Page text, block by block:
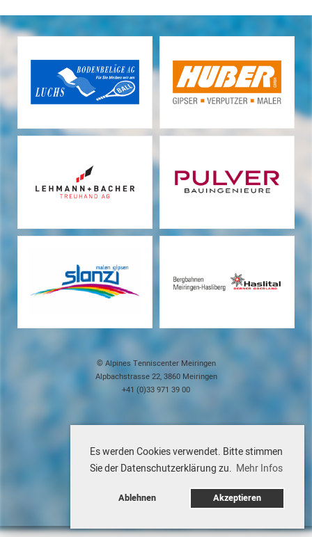
Es werden Cookies verwendet. Bitte stimmen
Sie der Datenschutzerklärung zu. Mehr Infos
Ablehnen Akzeptieren
© Alpines Tenniscenter Meiringen
Alpbachstrasse 22, 3860 Meiringen
+41 (0)33 971 39 00
Datenschutz
Kontakt